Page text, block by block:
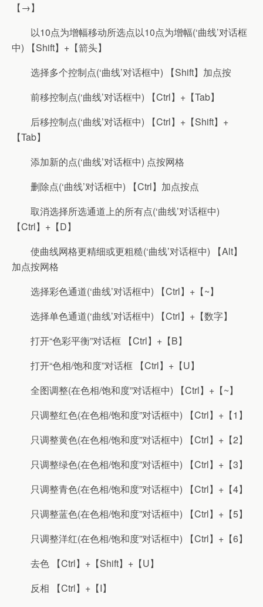
【→】
以10点为增幅移动所选点以10点为增幅(‘曲线’对话框
中) 【Shift】+【箭头】
选择多个控制点(‘曲线’对话框中) 【Shift】加点按
前移控制点(‘曲线’对话框中) 【Ctrl】+【Tab】
后移控制点(‘曲线’对话框中) 【Ctrl】+【Shift】+
【Tab】
添加新的点(‘曲线’对话框中) 点按网格
删除点(‘曲线’对话框中) 【Ctrl】加点按点
取消选择所选通道上的所有点(‘曲线’对话框中)
【Ctrl】+【D】
使曲线网格更精细或更粗糙(‘曲线’对话框中) 【Alt】
加点按网格
选择彩色通道(‘曲线’对话框中) 【Ctrl】+【~】
选择单色通道(‘曲线’对话框中) 【Ctrl】+【数字】
打开“色彩平衡”对话框 【Ctrl】+【B】
打开“色相/饱和度”对话框 【Ctrl】+【U】
全图调整(在色相/饱和度”对话框中) 【Ctrl】+【~】
只调整红色(在色相/饱和度”对话框中) 【Ctrl】+【1】
只调整黄色(在色相/饱和度”对话框中) 【Ctrl】+【2】
只调整绿色(在色相/饱和度”对话框中) 【Ctrl】+【3】
只调整青色(在色相/饱和度”对话框中) 【Ctrl】+【4】
只调整蓝色(在色相/饱和度”对话框中) 【Ctrl】+【5】
只调整洋红(在色相/饱和度”对话框中) 【Ctrl】+【6】
去色 【Ctrl】+【Shift】+【U】
反相 【Ctrl】+【I】